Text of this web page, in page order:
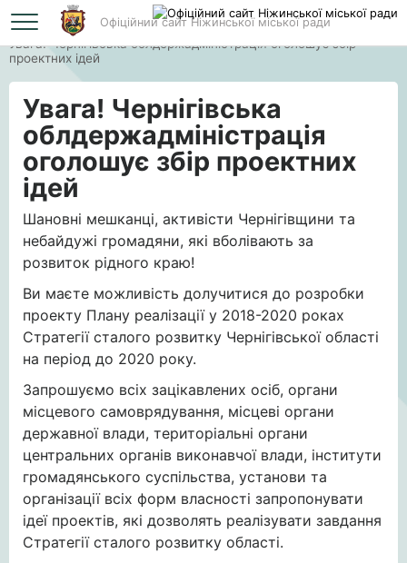
Офіційний сайт Ніжинської міської ради
Головна
Увага! Чернігівська облдержадміністрація оголошує збір
проектних ідей
Увага! Чернігівська
облдержадміністрація
оголошує збір проектних
ідей
Шановні мешканці, активісти Чернігівщини та
небайдужі громадяни, які вболівають за
розвиток рідного краю!
Ви маєте можливість долучитися до розробки
проекту Плану реалізації у 2018-2020 роках
Стратегії сталого розвитку Чернігівської області
на період до 2020 року.
Запрошуємо всіх зацікавлених осіб, органи
місцевого самоврядування, місцеві органи
державної влади, територіальні органи
центральних органів виконавчої влади, інститути
громадянського суспільства, установи та
організації всіх форм власності запропонувати
ідеї проектів, які дозволять реалізувати завдання
Стратегії сталого розвитку області.